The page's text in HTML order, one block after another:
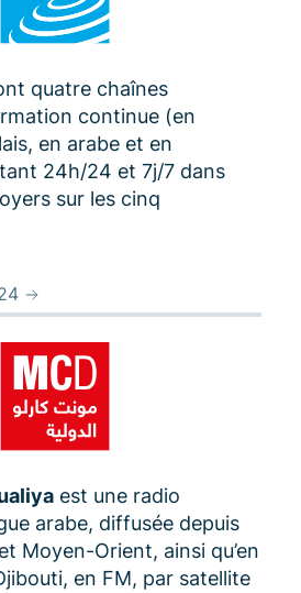
quatre chaînes
continue (en
en arabe et en
24h/24 et 7j/7 dans
sur les cinq
est une radio
arabe, diffusée depuis
Moyen-Orient, ainsi qu’en
en FM, par satellite